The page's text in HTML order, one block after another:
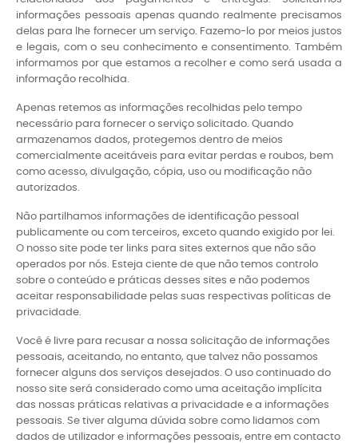
informações pessoais apenas quando realmente precisamos
delas para lhe fornecer um serviço. Fazemo-lo por meios justos
e legais, com o seu conhecimento e consentimento. Também
informamos por que estamos a recolher e como será usada a
informação recolhida.
Apenas retemos as informações recolhidas pelo tempo
necessário para fornecer o serviço solicitado. Quando
armazenamos dados, protegemos dentro de meios
comercialmente aceitáveis ​​para evitar perdas e roubos, bem
como acesso, divulgação, cópia, uso ou modificação não
autorizados.
Não partilhamos informações de identificação pessoal
publicamente ou com terceiros, exceto quando exigido por lei.
O nosso site pode ter links para sites externos que não são
operados por nós. Esteja ciente de que não temos controlo
sobre o conteúdo e práticas desses sites e não podemos
aceitar responsabilidade pelas suas respectivas políticas de
privacidade.
Você é livre para recusar a nossa solicitação de informações
pessoais, aceitando, no entanto, que talvez não possamos
fornecer alguns dos serviços desejados. O uso continuado do
nosso site será considerado como uma aceitação implícita
das nossas práticas relativas a privacidade e a informações
pessoais. Se tiver alguma dúvida sobre como lidamos com
dados de utilizador e informações pessoais, entre em contacto